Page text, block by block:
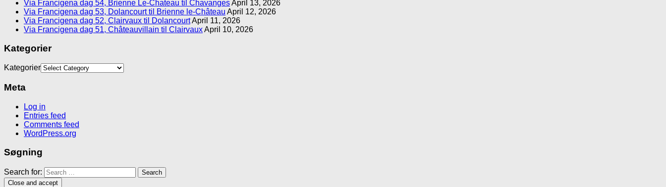
Via Francigena dag 54, Brienne Le-Chateau til ChavangesApril 13, 2026
Via Francigena dag 53, Dolancourt til Brienne le-Château April 12, 2026
Via Francigena dag 52, Clairvaux til DolancourtApril 11, 2026
Via Francigena dag 51, Châteauvillain til ClairvauxApril 10, 2026
Kategorier
Kategorier
Meta
Log in
Entries feed
Comments feed
WordPress.org
Søgning
Search for: